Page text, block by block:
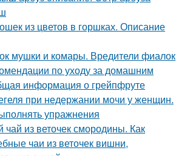
из цветов в горшках. Описание
мушки и комары. Вредители фиалок
по уходу за домашним
информация о грейпфруте
при недержании мочи у женщин.
упражнения
из веточек смородины. Как
чаи из веточек вишни,